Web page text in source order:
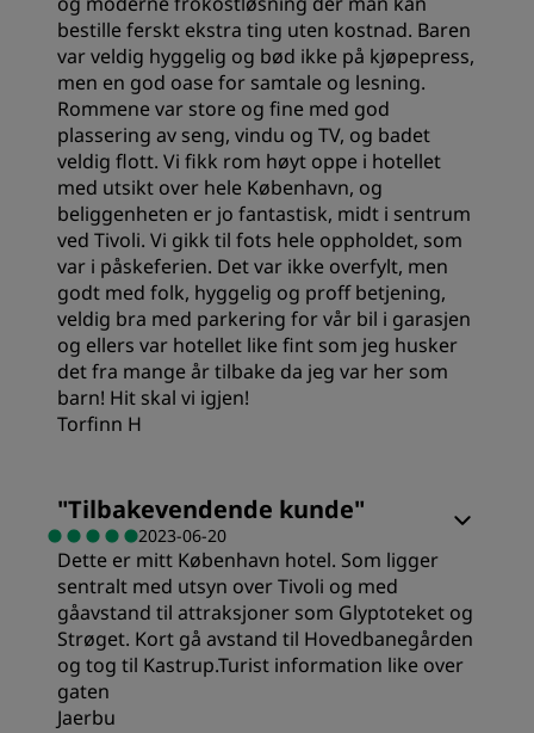
bestille ferskt ekstra ting uten kostnad. Baren
var veldig hyggelig og bød ikke på kjøpepress,
men en god oase for samtale og lesning.
Rommene var store og fine med god
plassering av seng, vindu og TV, og badet
veldig flott. Vi fikk rom høyt oppe i hotellet
med utsikt over hele København, og
beliggenheten er jo fantastisk, midt i sentrum
ved Tivoli. Vi gikk til fots hele oppholdet, som
var i påskeferien. Det var ikke overfylt, men
godt med folk, hyggelig og proff betjening,
veldig bra med parkering for vår bil i garasjen
og ellers var hotellet like fint som jeg husker
det fra mange år tilbake da jeg var her som
barn! Hit skal vi igjen!
Torfinn H
Verdi
Sovekvalitet
Sted
"Tilbakevendende kunde"
2023-06-20
Dette er mitt København hotel. Som ligger
sentralt med utsyn over Tivoli og med
gåavstand til attraksjoner som Glyptoteket og
Strøget. Kort gå avstand til Hovedbanegården
og tog til Kastrup.Turist information like over
gaten
Jaerbu